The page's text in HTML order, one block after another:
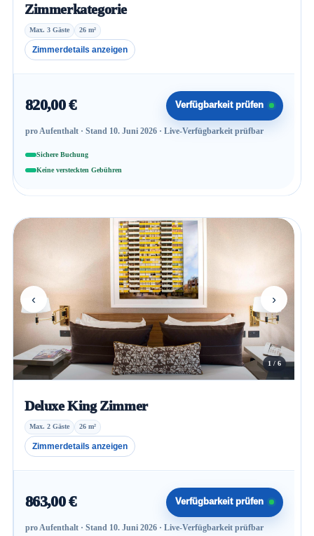
Zimmerkategorie
Max. 3 Gäste 26 m²
Zimmerdetails anzeigen
820,00 €
pro Aufenthalt · Stand 10. Juni 2026 · Live-Verfügbarkeit prüfbar
Verfügbarkeit prüfen
Sichere Buchung
Keine versteckten Gebühren
‹ ›
1 / 6
Deluxe King Zimmer
Max. 2 Gäste 26 m²
Zimmerdetails anzeigen
863,00 €
pro Aufenthalt · Stand 10. Juni 2026 · Live-Verfügbarkeit prüfbar
Verfügbarkeit prüfen